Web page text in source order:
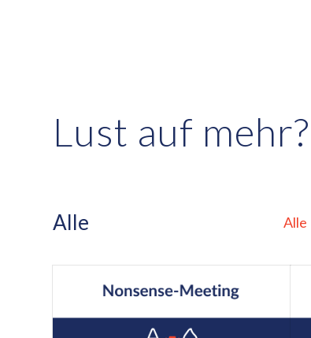
Lust auf
Alle Alle